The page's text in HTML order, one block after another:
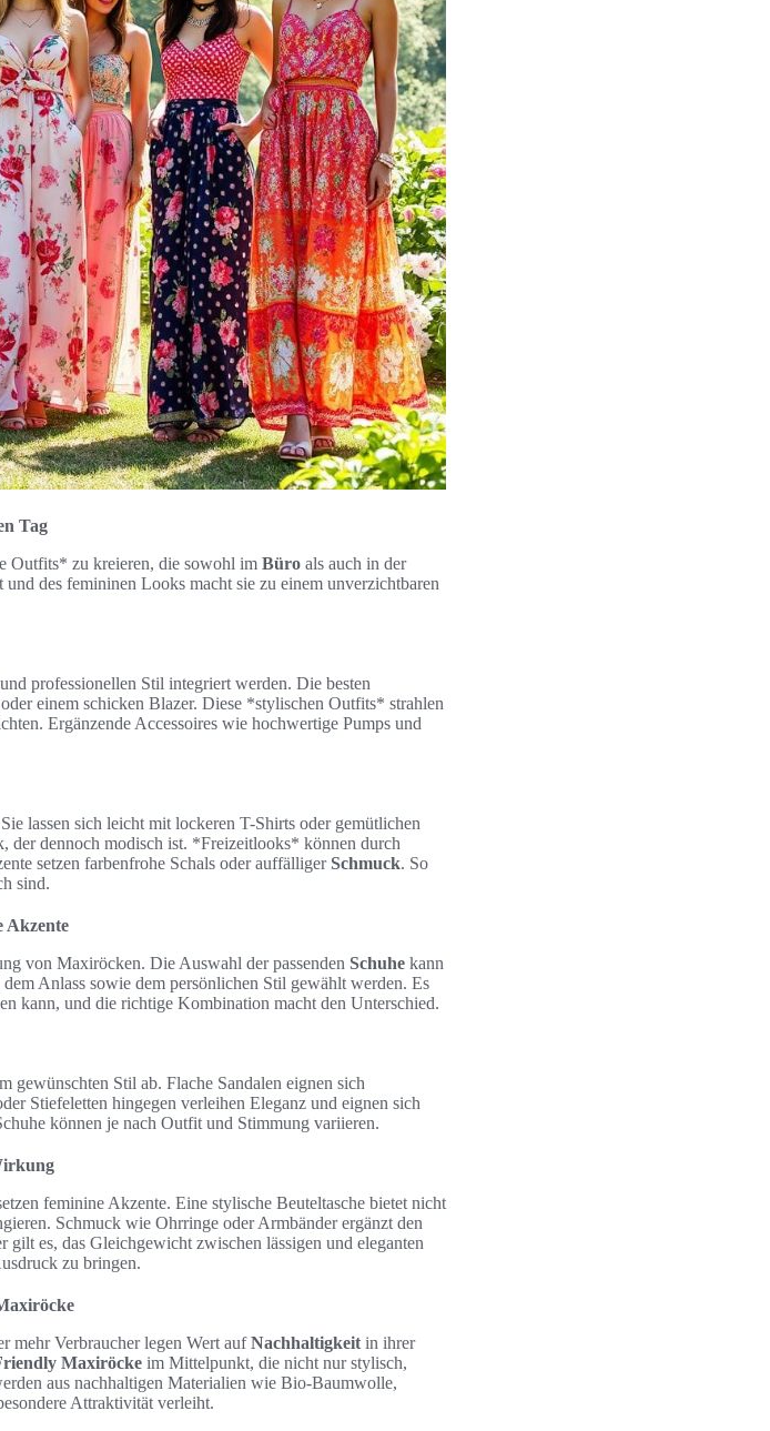
Tag
Outfits* zu kreieren, die sowohl im Büro als auch in der
des femininen Looks macht sie zu einem unverzichtbaren
professionellen Stil integriert werden. Die besten
einem schicken Blazer. Diese *stylischen Outfits* strahlen
Ergänzende Accessoires wie hochwertige Pumps und
lassen sich leicht mit lockeren T-Shirts oder gemütlichen
der dennoch modisch ist. *Freizeitlooks* können durch
setzen farbenfrohe Schals oder auffälligerSchmuck. So
sind.
Akzente
von Maxiröcken. Die Auswahl der passenden Schuhe kann
Anlass sowie dem persönlichen Stil gewählt werden. Es
kann, und die richtige Kombination macht den Unterschied.
gewünschten Stil ab. Flache Sandalen eignen sich
Stiefeletten hingegen verleihen Eleganz und eignen sich
können je nach Outfit und Stimmung variieren.
feminine Akzente. Eine stylische Beuteltasche bietet nicht
Schmuck wie Ohrringe oder Armbänder ergänzt den
es, das Gleichgewicht zwischen lässigen und eleganten
zu bringen.
mehr Verbraucher legen Wert aufNachhaltigkeit in ihrer
Maxiröcke im Mittelpunkt, die nicht nur stylisch,
aus nachhaltigen Materialien wie Bio-Baumwolle,
Attraktivität verleiht.